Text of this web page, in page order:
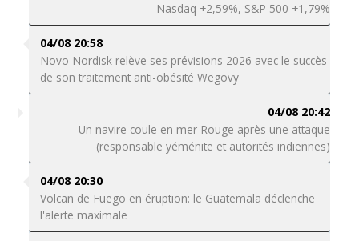
Nasdaq +2,59%, S&P 500 +1,79%
04/08 20:58
Novo Nordisk relève ses prévisions 2026 avec le succès
de son traitement anti-obésité Wegovy
04/08 20:42
Un navire coule en mer Rouge après une attaque
(responsable yéménite et autorités indiennes)
04/08 20:30
Volcan de Fuego en éruption: le Guatemala déclenche
l'alerte maximale